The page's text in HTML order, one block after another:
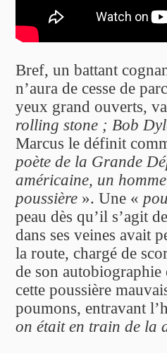
Bref, un battant
n’aura de cesse de
yeux grand ouverts,
rolling stone ; Bob
Marcus le définit
poète de la Grande
américaine, un
poussière ». Une «
peau dès qu’il s’agit
dans ses veines avait
la route, chargé de
de son autobiographie
cette poussière
poumons, entravant
on était en train de la